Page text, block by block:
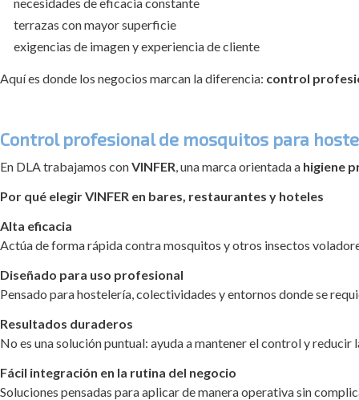
terrazas con mayor superficie
exigencias de imagen y experiencia de cliente
Aquí es donde los negocios marcan la diferencia: control
Control profesional de mosquitos para
En DLA trabajamos conVINFER , una marca orientada a higiene
Por qué elegir VINFER en bares, restaurantes y hoteles
Alta eficacia
Actúa de forma rápida contra mosquitos y otros insectos
Diseñado para uso profesional
Pensado para hostelería, colectividades y entornos donde se
Resultados duraderos
No es una solución puntual: ayuda a mantener el control y reducir
Fácil integración en la rutina del negocio
Soluciones pensadas para aplicar de manera operativa sin